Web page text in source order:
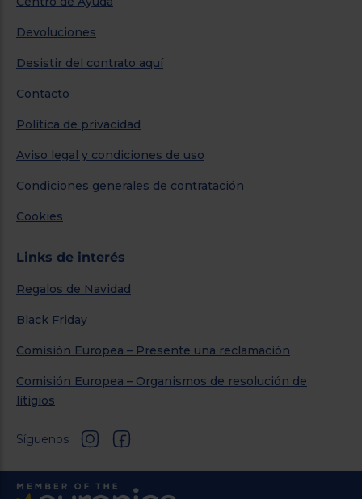
Devoluciones
Desistir del contrato aquí
Contacto
Política de privacidad
Aviso legal y condiciones de uso
Condiciones generales de contratación
Cookies
Links de interés
Regalos de Navidad
Black Friday
Comisión Europea – Presente una reclamación
Comisión Europea – Organismos de resolución de
litigios
Síguenos